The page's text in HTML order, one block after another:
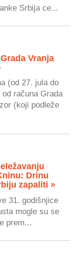
Srbija ce...
Vranja
(od 27. jula do
računa Grada
(koji podleže
Drinu
zapaliti »
31. godišnjice
mogle su se
prem...